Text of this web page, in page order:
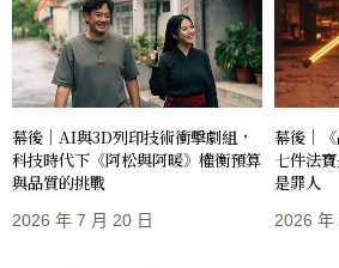
幕後｜AI與3D列印技術衝擊劇組，
科技時代下《阿松與阿暖》權衡預算
與品質的挑戰
2026 年 7 月 20 日
幕後｜
七件法
是罪人
2026 年